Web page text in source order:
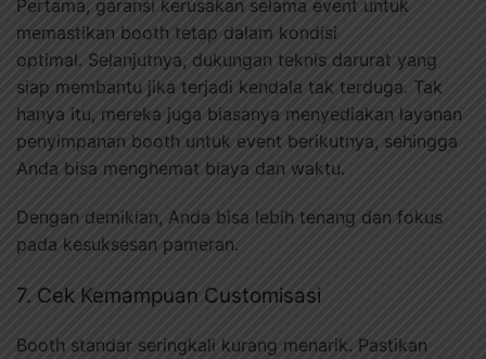
Pertama, garansi kerusakan selama event untuk
memastikan booth tetap dalam kondisi
optimal. Selanjutnya, dukungan teknis darurat yang
siap membantu jika terjadi kendala tak terduga. Tak
hanya itu, mereka juga biasanya menyediakan layanan
penyimpanan booth untuk event berikutnya, sehingga
Anda bisa menghemat biaya dan waktu.
Dengan demikian, Anda bisa lebih tenang dan fokus
pada kesuksesan pameran.
7. Cek Kemampuan Customisasi
Booth standar seringkali kurang menarik. Pastikan